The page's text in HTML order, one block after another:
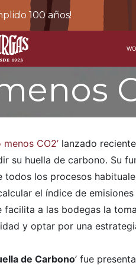
100 años!
menos CO2’lanzado
su huella de carbono. Su
todos los procesos
el índice de
facilita a las bodegas la
y optar por una
de Carbono’ fue